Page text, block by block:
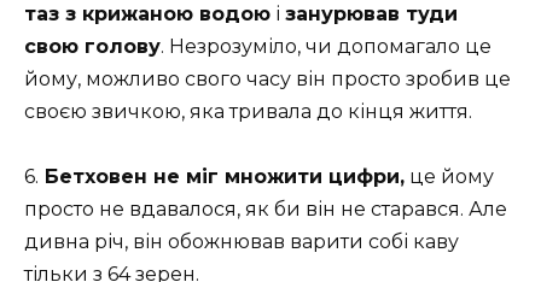
таз з крижаною водою і занурював туди
свою голову. Незрозуміло, чи допомагало це
йому, можливо свого часу він просто зробив це
своєю звичкою, яка тривала до кінця життя.
6. Бетховен не міг множити цифри, це йому
просто не вдавалося, як би він не старався. Але
дивна річ, він обожнював варити собі каву
тільки з 64 зерен.